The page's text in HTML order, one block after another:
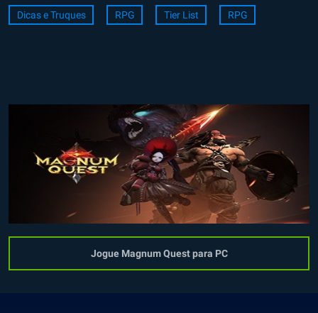
Dicas e Truques RPG Tier List RPG
Jogue Magnum Quest para PC